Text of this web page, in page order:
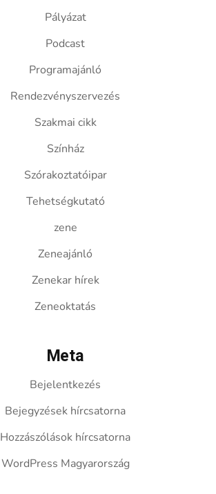
Pályázat
Podcast
Programajánló
Rendezvényszervezés
Szakmai cikk
Színház
Szórakoztatóipar
Tehetségkutató
zene
Zeneajánló
Zenekar hírek
Zeneoktatás
Meta
Bejelentkezés
Bejegyzések hírcsatorna
Hozzászólások hírcsatorna
WordPress Magyarország